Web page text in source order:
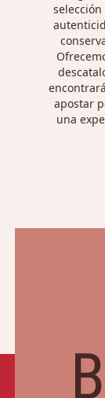
selección
apostar
una